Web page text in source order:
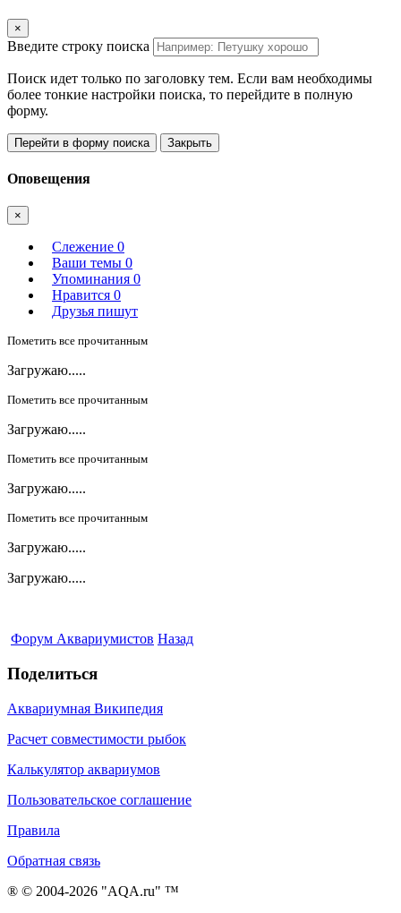
×
Введите строку поиска
Поиск идет только по заголовку тем. Если вам необходимы
более тонкие настройки поиска, то перейдите в полную
форму.
Перейти в форму поиска Закрыть
Оповещения
×
Слежение 0
Ваши темы 0
Упоминания 0
Нравится 0
Друзья пишут
Пометить все прочитанным
Загружаю.....
Пометить все прочитанным
Загружаю.....
Пометить все прочитанным
Загружаю.....
Пометить все прочитанным
Загружаю.....
Загружаю.....
Форум Аквариумистов Назад
Поделиться
Аквариумная Википедия
Расчет совместимости рыбок
Калькулятор аквариумов
Пользовательское соглашение
Правила
Обратная связь
® © 2004-2026 "AQA.ru" ™